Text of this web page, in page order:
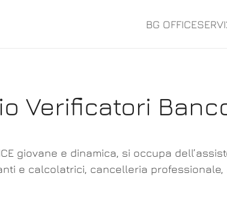
BG OFFICE
Verificatori
giovane e dinamica, si occupa
e calcolatrici, cancelleria